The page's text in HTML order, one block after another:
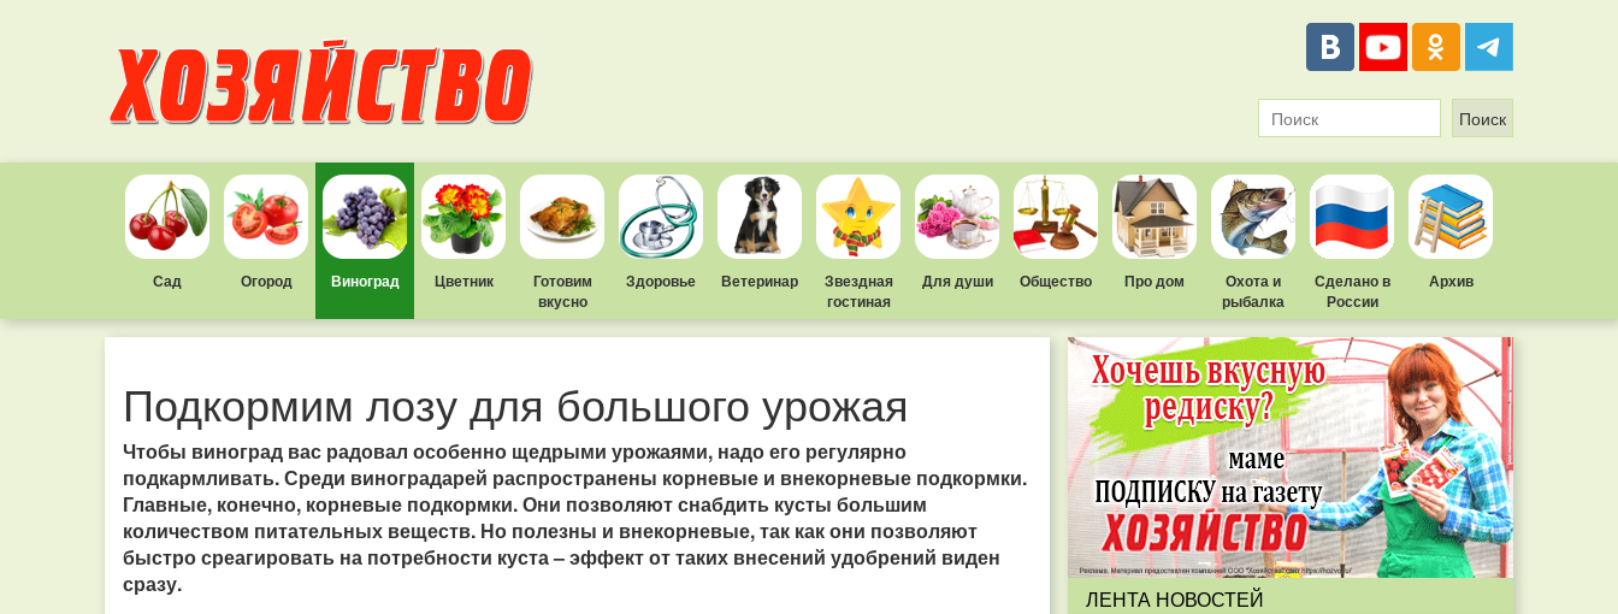
Сад Огород Виноград Цветник
Готовим
вкусно
Здоровье Ветеринар
Звездная
гостиная
Для души Общество Про дом
Охота и
рыбалка
Сделано в
России
Архив
Подкормим лозу для большого урожая
Чтобы виноград вас радовал особенно щедрыми урожаями, надо его регулярно
подкармливать. Среди виноградарей распространены корневые и внекорневые подкормки.
Главные, конечно, корневые подкормки. Они позволяют снабдить кусты большим
количеством питательных веществ. Но полезны и внекорневые, так как они позволяют
быстро среагировать на потребности куста – эффект от таких внесений удобрений виден
сразу.
ЛЕНТА НОВОСТЕЙ